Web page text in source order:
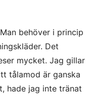
behöver i princip
Det
mycket. Jag gillar
tålamod är ganska
hade jag inte tränat